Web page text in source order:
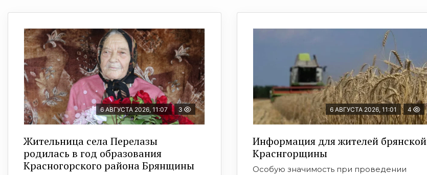
6 АВГУСТА 2026, 11:07 3
Жительница села Перелазы
родилась в год образования
Красногорского района Брянщины
6 АВГУСТА 2026, 11:01 4
Информация для жителей брянской
Краснгорщины
Особую значимость при проведении